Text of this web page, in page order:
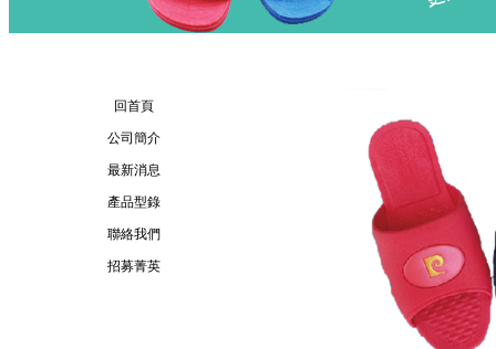
回首頁
公司簡介
最新消息
產品型錄
聯絡我們
招募菁英